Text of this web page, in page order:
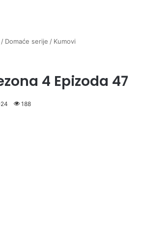
/ Domaće serije / Kumovi
4 Epizoda 47
188